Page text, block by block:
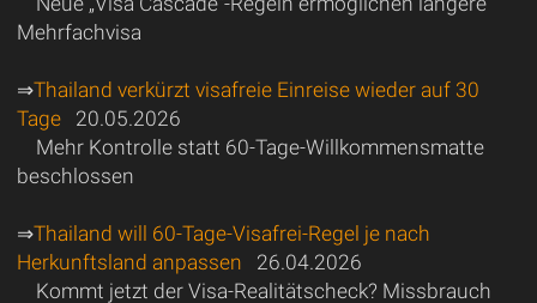
Mehrfachvisa
⇒Thailand verkürzt visafreie Einreise wieder auf 30
Tage20.05.2026
Mehr Kontrolle statt 60-Tage-Willkommensmatte
beschlossen
⇒Thailand will 60-Tage-Visafrei-Regel je nach
Herkunftsland anpassen 26.04.2026
Kommt jetzt der Visa-Realitätscheck? Missbrauch